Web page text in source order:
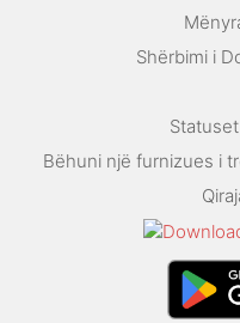
Shërbimi i
Bëhuni një furnizues i